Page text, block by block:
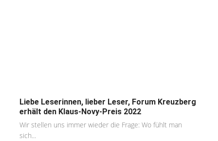
Liebe Leserinnen, lieber Leser, Forum Kreuzberg
erhält den Klaus-Novy-Preis 2022
Wir stellen uns immer wieder die Frage: Wo fühlt man
sich...